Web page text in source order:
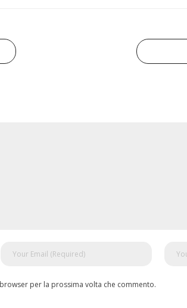
per la prossima volta che commento.